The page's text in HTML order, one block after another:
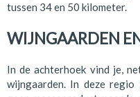
tussen 34 en 50 kilometer.
WIJNGAARDEN
In de achterhoek vind je,
wijngaarden. In deze regio